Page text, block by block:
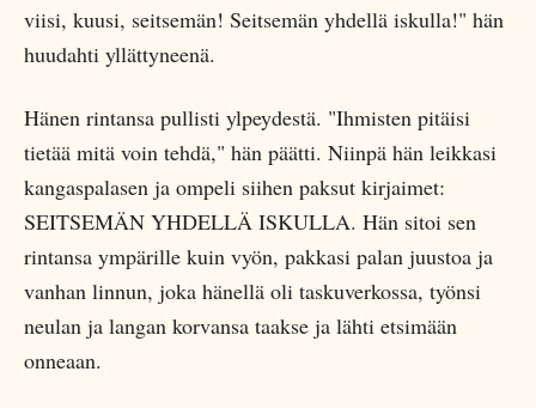
viisi, kuusi, seitsemän! Seitsemän yhdellä iskulla!" hän
huudahti yllättyneenä.
Hänen rintansa pullisti ylpeydestä. "Ihmisten pitäisi
tietää mitä voin tehdä," hän päätti. Niinpä hän leikkasi
kangaspalasen ja ompeli siihen paksut kirjaimet:
SEITSEMÄN YHDELLÄ ISKULLA. Hän sitoi sen
rintansa ympärille kuin vyön, pakkasi palan juustoa ja
vanhan linnun, joka hänellä oli taskuverkossa, työnsi
neulan ja langan korvansa taakse ja lähti etsimään
onneaan.